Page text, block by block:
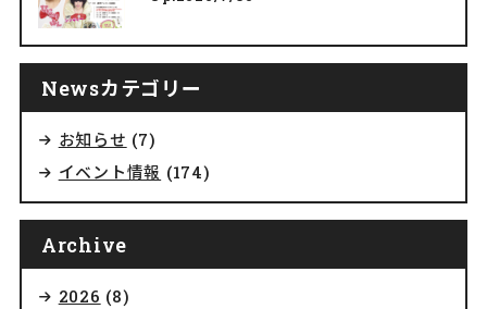
Newsカテゴリー
お知らせ (7)
イベント情報 (174)
Archive
2026 (8)